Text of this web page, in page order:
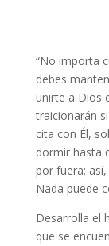
“No importa
debes
unirte a Dios
traicionarán
cita con Él,
dormir hasta
por fuera;
Nada puede
Desarrolla el
que se